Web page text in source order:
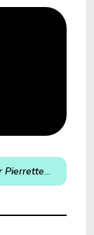
Pierrette…